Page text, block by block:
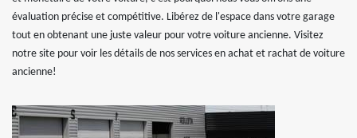
évaluation précise et compétitive. Libérez de l'espace dans votre garage
tout en obtenant une juste valeur pour votre voiture ancienne. Visitez
notre site pour voir les détails de nos services en achat et rachat de voiture
ancienne!